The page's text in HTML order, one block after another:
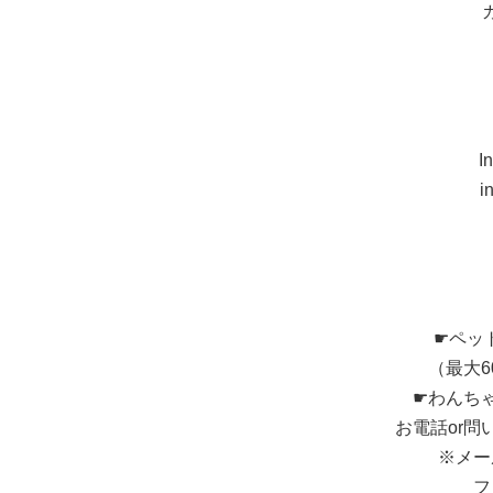
☛ペッ
（最
☛わんち
お電話or問
※メー